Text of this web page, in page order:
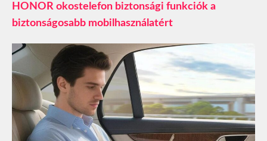
HONOR okostelefon biztonsági funkciók a
biztonságosabb mobilhasználatért